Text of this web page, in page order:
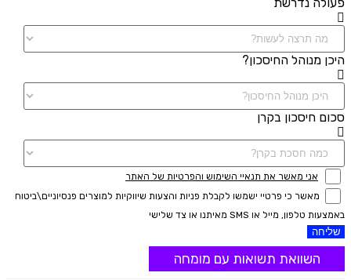
היכן מנוהל החיסכון?
סכום חיסכון בקרן
אני מאשר את תנאיי השימוש והפרטיות של האתר
מאשר כי פרטיי ישמשו לקבלת פניות והצעות שיווקיות למוצרים פנסיוניים\ביטוח
באמצעות טלפון, מייל או SMS מאיתנו או צד שלישי
שליחה
השוואת תשואות עם מומחה